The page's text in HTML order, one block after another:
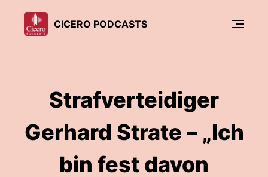
CICERO PODCASTS
Strafverteidiger
Gerhard Strate – „Ich
bin fest davon